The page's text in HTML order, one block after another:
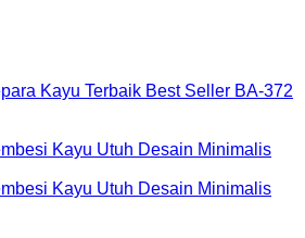
Kayu Terbaik Best Seller BA-372